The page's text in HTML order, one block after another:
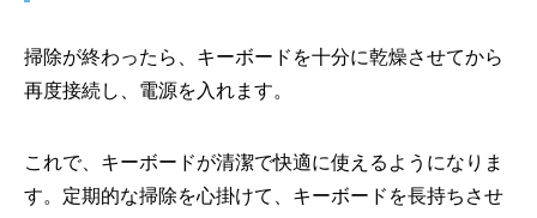
掃除が終わったら、キーボードを十分に乾燥させてから
再度接続し、電源を入れます。
これで、キーボードが清潔で快適に使えるようになりま
す。定期的な掃除を心掛けて、キーボードを長持ちさせ